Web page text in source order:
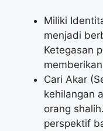
Miliki
menjadi
Ketegasan
Cari Akar
kehilangan
orang
perspektif